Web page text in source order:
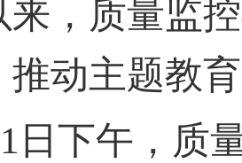
来，质量监
推动主题教
日下午，质